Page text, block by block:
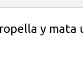
y mata